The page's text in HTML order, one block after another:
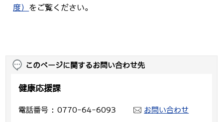
度） をご覧ください。
このページに関するお問い合わせ先
健康応援課
電話番号 0770-64-6093 お問い合わせ